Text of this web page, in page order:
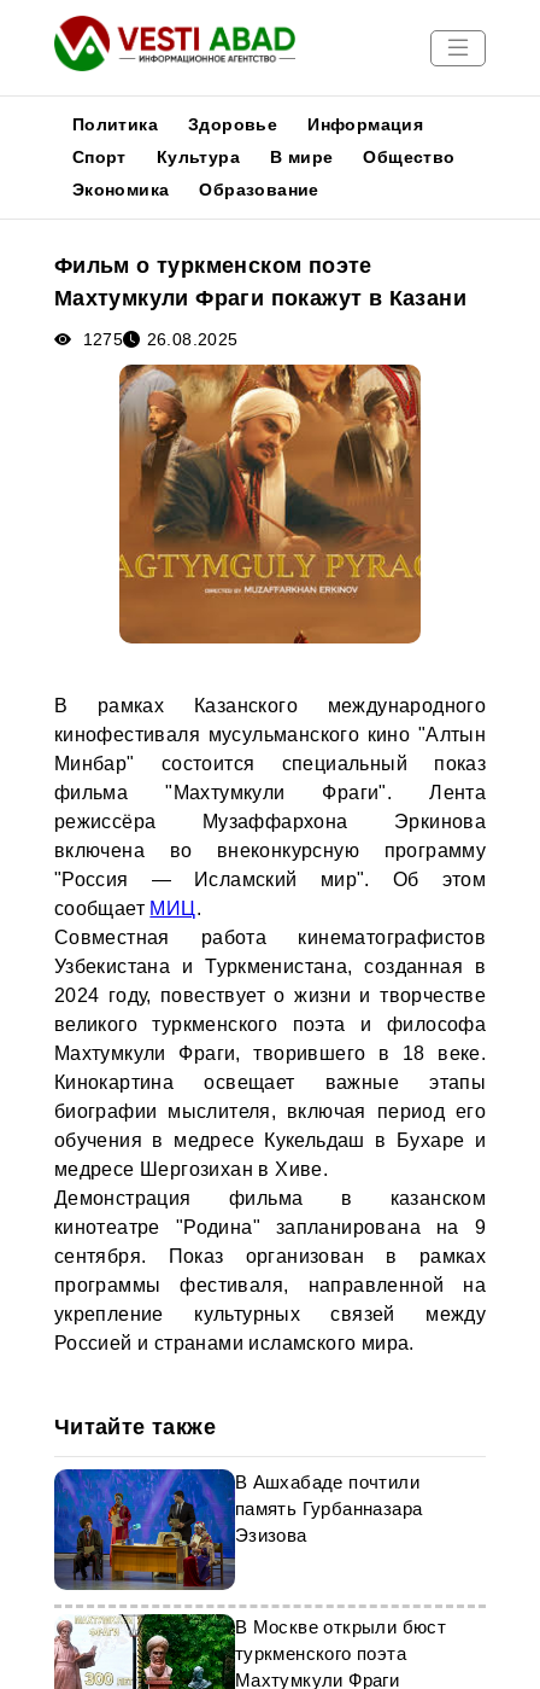
Новости
Медиа
Афиша
Политика Здоровье
Информация
Спорт
Культура В мире
Общество
Экономика
Образование
Фильм о туркменском поэте
Махтумкули Фраги покажут в Казани
1275 26.08.2025
В рамках Казанского международного
кинофестиваля мусульманского кино "Алтын
Минбар" состоится специальный показ
фильма "Махтумкули Фраги". Лента
режиссёра Музаффархона Эркинова
включена во внеконкурсную программу
"Россия — Исламский мир". Об этом
сообщает МИЦ .
Совместная работа кинематографистов
Узбекистана и Туркменистана, созданная в
2024 году, повествует о жизни и творчестве
великого туркменского поэта и философа
Махтумкули Фраги, творившего в 18 веке.
Кинокартина освещает важные этапы
биографии мыслителя, включая период его
обучения в медресе Кукельдаш в Бухаре и
медресе Шергозихан в Хиве.
Демонстрация фильма в казанском
кинотеатре "Родина" запланирована на 9
сентября. Показ организован в рамках
программы фестиваля, направленной на
укрепление культурных связей между
Россией и странами исламского мира.
Читайте также
В Ашхабаде почтили
память Гурбанназара
Эзизова
В Москве открыли бюст
туркменского поэта
Махтумкули Фраги